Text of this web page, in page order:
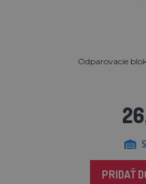
Odparovacie
PRIDAŤ